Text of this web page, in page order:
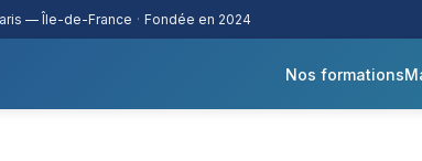
— Île-de-France · Fondée en 2024
Nos formations